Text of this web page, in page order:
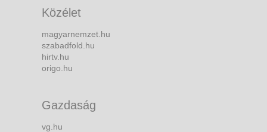
Közélet
magyarnemzet.hu
szabadfold.hu
hirtv.hu
origo.hu
Gazdaság
vg.hu